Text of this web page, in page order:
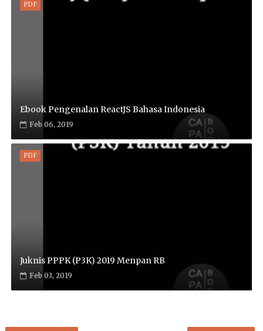
PDF
Ebook Pengenalan ReactJS Bahasa Indonesia
Feb 06, 2019
PDF
Juknis PPPK (P3K) 2019 Menpan RB
Feb 03, 2019